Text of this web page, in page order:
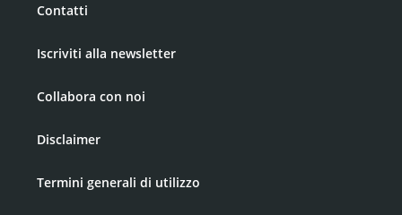
Contatti
Iscriviti alla newsletter
Collabora con noi
Disclaimer
Termini generali di utilizzo